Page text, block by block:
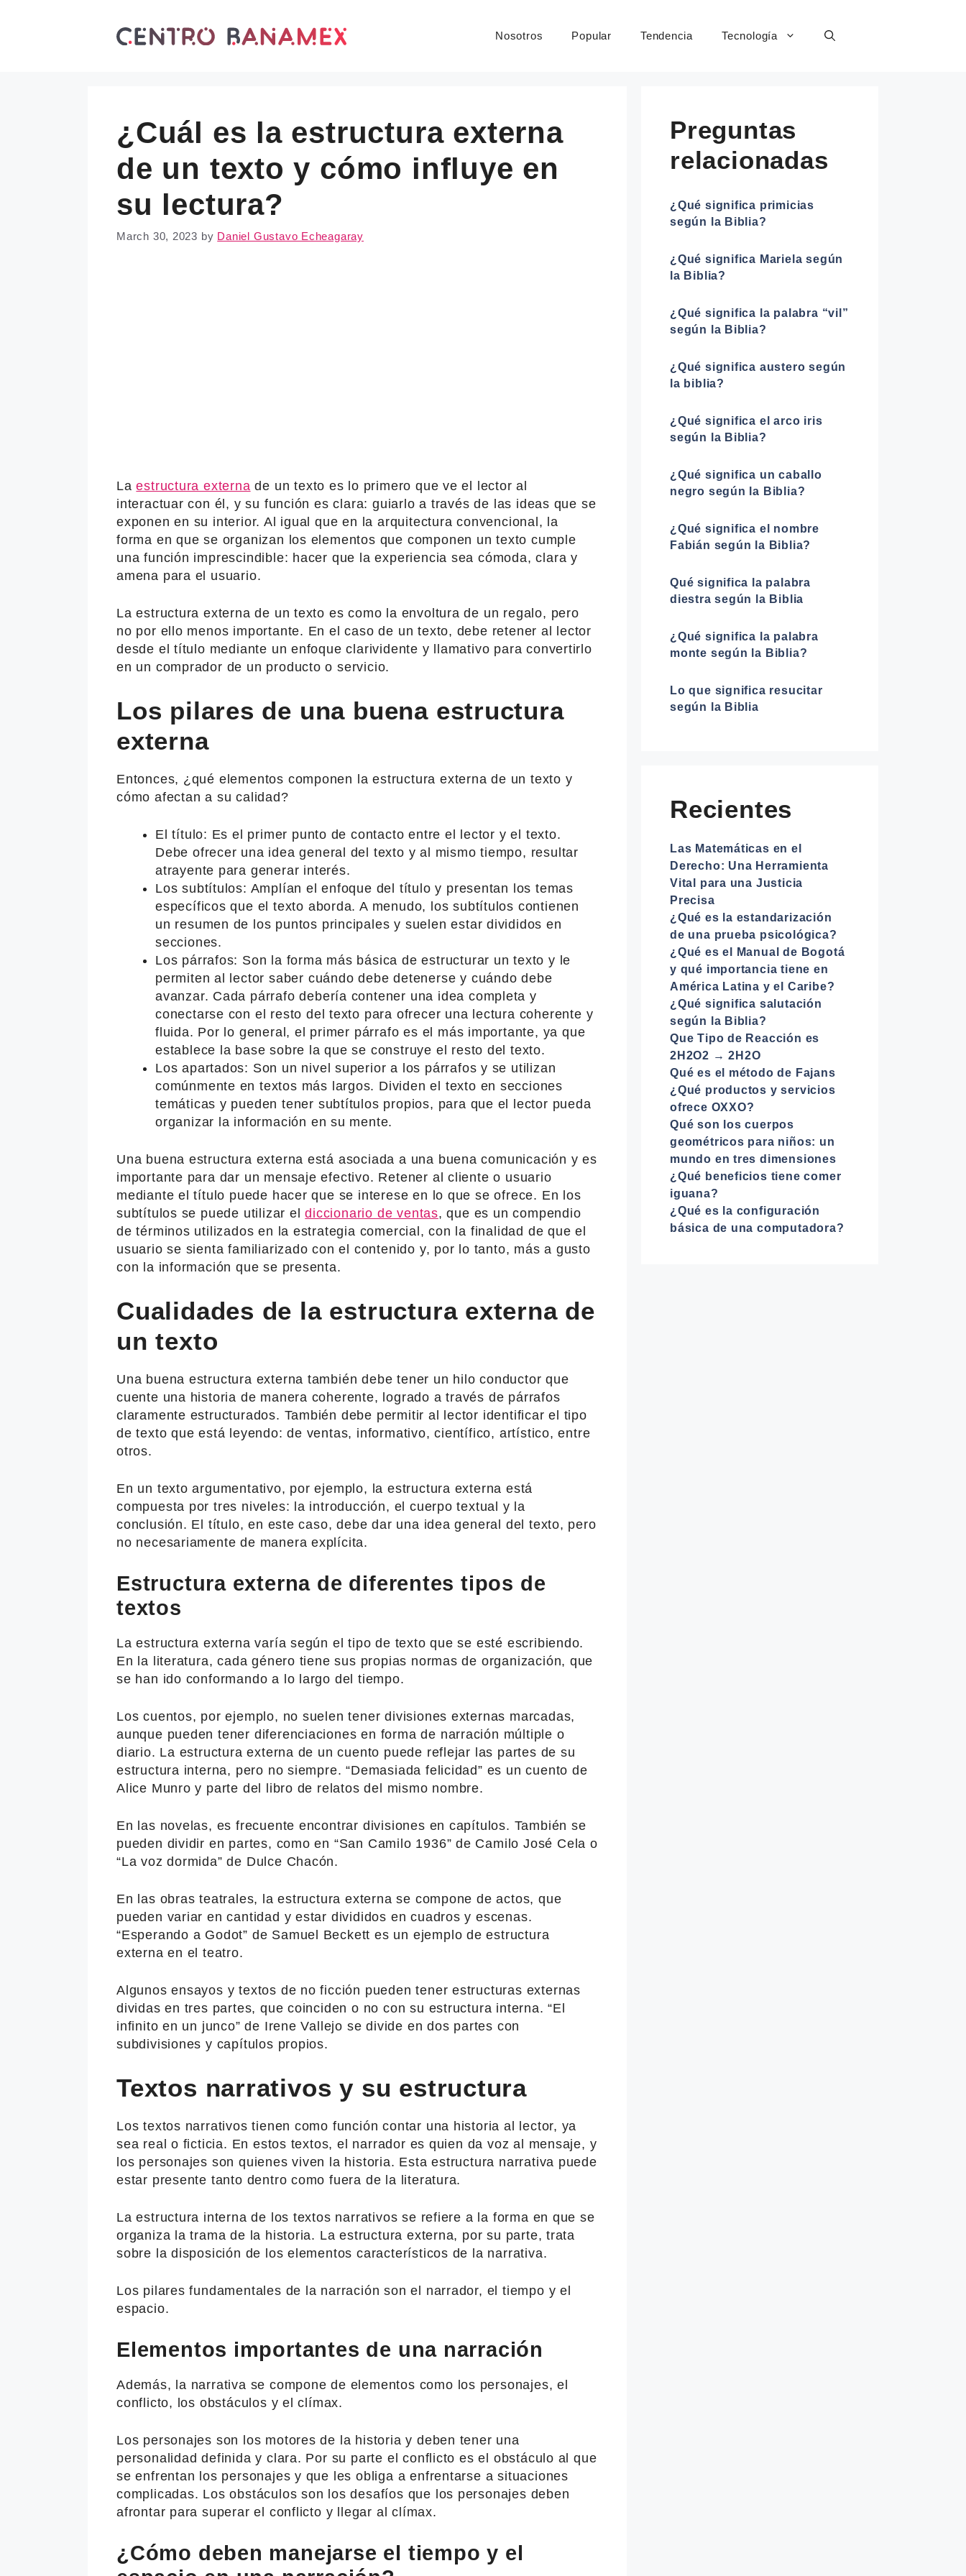
Nosotros Popular Tendencia Tecnología
¿Cuál es la estructura externa
de un texto y cómo influye en
su lectura?
March 30, 2023 by Daniel Gustavo Echeagaray
Laestructura externa de un texto es lo primero que ve el lector al
interactuar con él, y su función es clara: guiarlo a través de las ideas que se
exponen en su interior. Al igual que en la arquitectura convencional, la
forma en que se organizan los elementos que componen un texto cumple
una función imprescindible: hacer que la experiencia sea cómoda, clara y
amena para el usuario.
La estructura externa de un texto es como la envoltura de un regalo, pero
no por ello menos importante. En el caso de un texto, debe retener al lector
desde el título mediante un enfoque clarividente y llamativo para convertirlo
en un comprador de un producto o servicio.
Los pilares de una buena estructura
externa
Entonces, ¿qué elementos componen la estructura externa de un texto y
cómo afectan a su calidad?
El título: Es el primer punto de contacto entre el lector y el texto.
Debe ofrecer una idea general del texto y al mismo tiempo, resultar
atrayente para generar interés.
Los subtítulos: Amplían el enfoque del título y presentan los temas
específicos que el texto aborda. A menudo, los subtítulos contienen
un resumen de los puntos principales y suelen estar divididos en
secciones.
Los párrafos: Son la forma más básica de estructurar un texto y le
permiten al lector saber cuándo debe detenerse y cuándo debe
avanzar. Cada párrafo debería contener una idea completa y
conectarse con el resto del texto para ofrecer una lectura coherente y
fluida. Por lo general, el primer párrafo es el más importante, ya que
establece la base sobre la que se construye el resto del texto.
Los apartados: Son un nivel superior a los párrafos y se utilizan
comúnmente en textos más largos. Dividen el texto en secciones
temáticas y pueden tener subtítulos propios, para que el lector pueda
organizar la información en su mente.
Una buena estructura externa está asociada a una buena comunicación y es
importante para dar un mensaje efectivo. Retener al cliente o usuario
mediante el título puede hacer que se interese en lo que se ofrece. En los
subtítulos se puede utilizar eldiccionario de ventas, que es un compendio
de términos utilizados en la estrategia comercial, con la finalidad de que el
usuario se sienta familiarizado con el contenido y, por lo tanto, más a gusto
con la información que se presenta.
Cualidades de la estructura externa de
un texto
Una buena estructura externa también debe tener un hilo conductor que
cuente una historia de manera coherente, logrado a través de párrafos
claramente estructurados. También debe permitir al lector identificar el tipo
de texto que está leyendo: de ventas, informativo, científico, artístico, entre
otros.
En un texto argumentativo, por ejemplo, la estructura externa está
compuesta por tres niveles: la introducción, el cuerpo textual y la
conclusión. El título, en este caso, debe dar una idea general del texto, pero
no necesariamente de manera explícita.
Estructura externa de diferentes tipos de
textos
La estructura externa varía según el tipo de texto que se esté escribiendo.
En la literatura, cada género tiene sus propias normas de organización, que
se han ido conformando a lo largo del tiempo.
Los cuentos, por ejemplo, no suelen tener divisiones externas marcadas,
aunque pueden tener diferenciaciones en forma de narración múltiple o
diario. La estructura externa de un cuento puede reflejar las partes de su
estructura interna, pero no siempre. “Demasiada felicidad” es un cuento de
Alice Munro y parte del libro de relatos del mismo nombre.
En las novelas, es frecuente encontrar divisiones en capítulos. También se
pueden dividir en partes, como en “San Camilo 1936” de Camilo José Cela o
“La voz dormida” de Dulce Chacón.
En las obras teatrales, la estructura externa se compone de actos, que
pueden variar en cantidad y estar divididos en cuadros y escenas.
“Esperando a Godot” de Samuel Beckett es un ejemplo de estructura
externa en el teatro.
Algunos ensayos y textos de no ficción pueden tener estructuras externas
dividas en tres partes, que coinciden o no con su estructura interna. “El
infinito en un junco” de Irene Vallejo se divide en dos partes con
subdivisiones y capítulos propios.
Textos narrativos y su estructura
Los textos narrativos tienen como función contar una historia al lector, ya
sea real o ficticia. En estos textos, el narrador es quien da voz al mensaje, y
los personajes son quienes viven la historia. Esta estructura narrativa puede
estar presente tanto dentro como fuera de la literatura.
La estructura interna de los textos narrativos se refiere a la forma en que se
organiza la trama de la historia. La estructura externa, por su parte, trata
sobre la disposición de los elementos característicos de la narrativa.
Los pilares fundamentales de la narración son el narrador, el tiempo y el
espacio.
Elementos importantes de una narración
Además, la narrativa se compone de elementos como los personajes, el
conflicto, los obstáculos y el clímax.
Los personajes son los motores de la historia y deben tener una
personalidad definida y clara. Por su parte el conflicto es el obstáculo al que
se enfrentan los personajes y que les obliga a enfrentarse a situaciones
complicadas. Los obstáculos son los desafíos que los personajes deben
afrontar para superar el conflicto y llegar al clímax.
¿Cómo deben manejarse el tiempo y el
Preguntas
relacionadas
¿Qué significa primicias
según la Biblia?
¿Qué significa Mariela según
la Biblia?
¿Qué significa la palabra “vil”
según la Biblia?
¿Qué significa austero según
la biblia?
¿Qué significa el arco iris
según la Biblia?
¿Qué significa un caballo
negro según la Biblia?
¿Qué significa el nombre
Fabián según la Biblia?
Qué significa la palabra
diestra según la Biblia
¿Qué significa la palabra
monte según la Biblia?
Lo que significa resucitar
según la Biblia
Recientes
Las Matemáticas en el
Derecho: Una Herramienta
Vital para una Justicia
Precisa
¿Qué es la estandarización
de una prueba psicológica?
¿Qué es el Manual de Bogotá
y qué importancia tiene en
América Latina y el Caribe?
¿Qué significa salutación
según la Biblia?
Que Tipo de Reacción es
2H2O2 → 2H2O
Qué es el método de Fajans
¿Qué productos y servicios
ofrece OXXO?
Qué son los cuerpos
geométricos para niños: un
mundo en tres dimensiones
¿Qué beneficios tiene comer
iguana?
¿Qué es la configuración
básica de una computadora?